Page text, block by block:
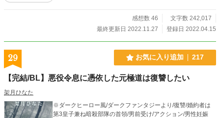
感想数 46
文字数 242,017
最終更新日 2022.11.27
登録日 2022.04.15
29 お気に入り追加 217
【完結/BL】悪役令息に憑依した元極道は復讐したい
架月ひなた
※ダークヒーロー風/ダークファンタジーより/復讐/婚約者は
第3皇子兼ね暗殺部隊の首領/男前受け/アクション/男性妊娠